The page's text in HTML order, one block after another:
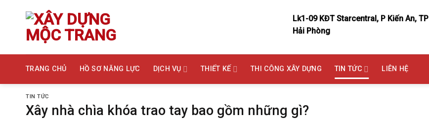
Lk1-09 KĐT Starcentral, P Kiến An, TP
Hải Phòng
TRANG CHỦ HỒ SƠ NĂNG LỰC DỊCH VỤ THIẾT KẾ THI CÔNG XÂY DỰNG TIN TỨC LIÊN HỆ
TIN TỨC
Xây nhà chìa khóa trao tay bao gồm những gì?